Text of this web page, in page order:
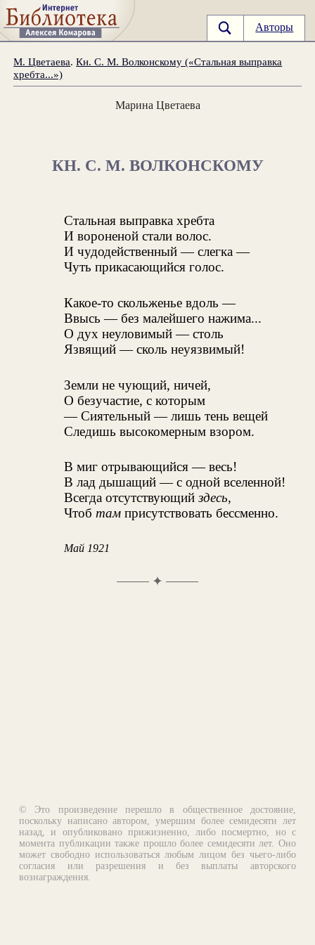
Авторы
М. Цветаева.Кн. С. М. Волконскому («Стальная выправка
хребта...»)
Марина Цветаева
КН. С. М. ВОЛКОНСКОМУ
Стальная выправка хребта
И вороненой стали волос.
И чудодейственный — слегка —
Чуть прикасающийся голос.
Какое-то скольженье вдоль —
Ввысь — без малейшего нажима...
О дух неуловимый — столь
Язвящий — сколь неуязвимый!
Земли не чующий, ничей,
О безучастие, с которым
— Сиятельный — лишь тень вещей
Следишь высокомерным взором.
В миг отрывающийся — весь!
В лад дышащий — с одной вселенной!
Всегда отсутствующийздесь,
Чтобтам присутствовать бессменно.
Май 1921
✦
© Это произведение перешло в общественное достояние,
поскольку написано автором, умершим более семидесяти лет
назад, и опубликовано прижизненно, либо посмертно, но с
момента публикации также прошло более семидесяти лет. Оно
может свободно использоваться любым лицом без чьего-либо
согласия или разрешения и без выплаты авторского
вознаграждения.